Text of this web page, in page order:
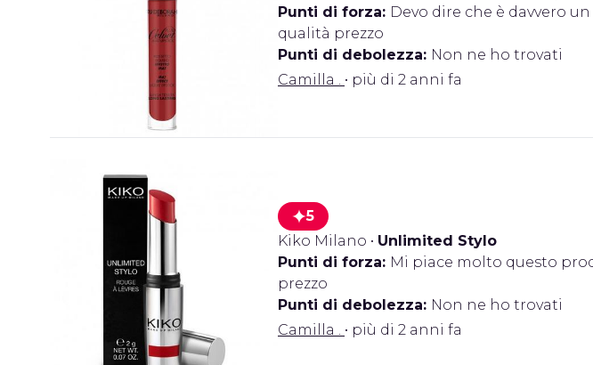
Punti di forza: Devo dire che è davvero
qualità prezzo
Punti di debolezza: Non ne ho trovati
Camilla . • più di 2 anni fa
5
Kiko Milano • Unlimited Stylo
Punti di forza: Mi piace molto questo
prezzo
Punti di debolezza: Non ne ho trovati
Camilla . • più di 2 anni fa